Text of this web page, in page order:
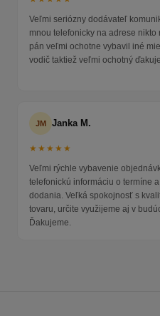
Veľmi seriózny dodávateľ
mnou telefonicky na adrese nikto
pán veľmi ochotne vybavil iné
vodič taktiež veľmi ochotný
JM Janka M.
★★★★★
Veľmi rýchle vybavenie
telefonickú informáciu o termíne
dodania. Veľká spokojnosť s
tovaru, určite využijeme aj v
Ďakujeme.